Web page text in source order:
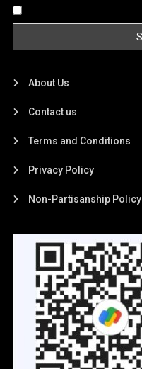
About Us
Contact us
Terms and Conditions
Privacy Policy
Non-Partisanship Policy